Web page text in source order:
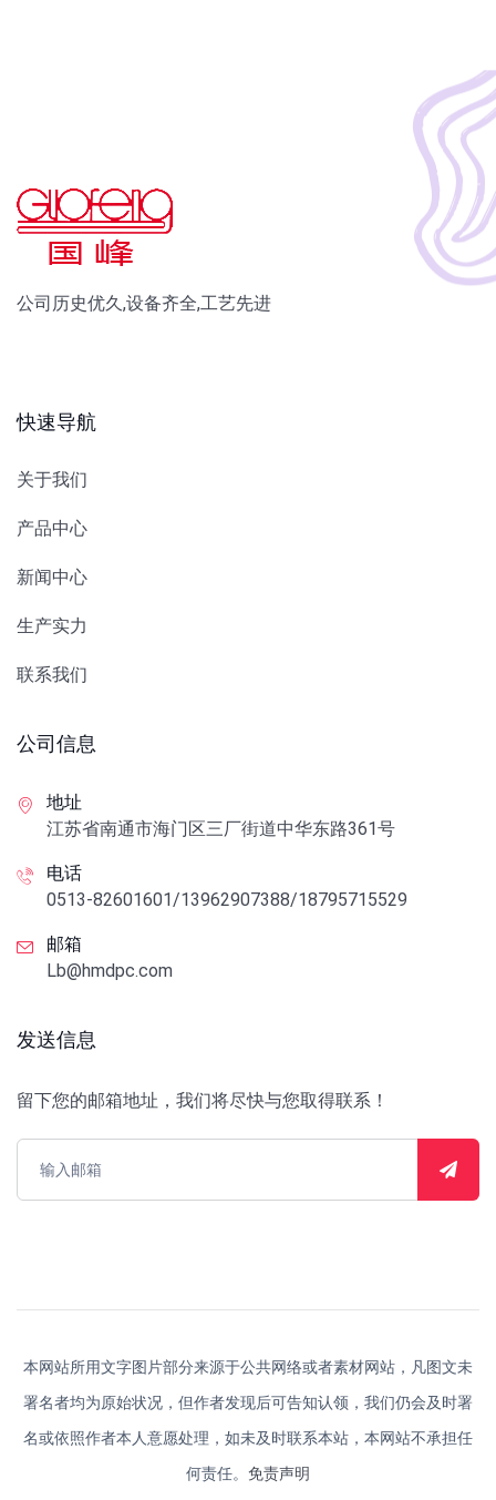
公司历史优久,设备齐全,工艺先进
快速导航
关于我们
产品中心
新闻中心
生产实力
联系我们
公司信息
地址
江苏省南通市海门区三厂街道中华东路361号
电话
0513-82601601/13962907388/18795715529
邮箱
Lb@hmdpc.com
发送信息
留下您的邮箱地址，我们将尽快与您取得联系！
本网站所用文字图片部分来源于公共网络或者素材网站，凡图文未
署名者均为原始状况，但作者发现后可告知认领，我们仍会及时署
名或依照作者本人意愿处理，如未及时联系本站，本网站不承担任
何责任。 免责声明